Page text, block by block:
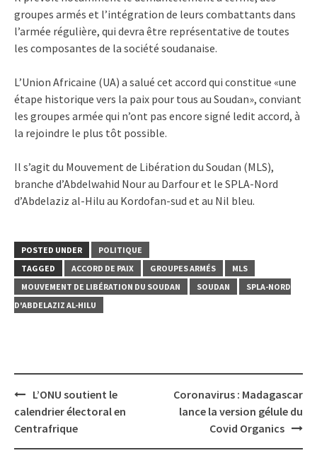
groupes armés et l’intégration de leurs combattants dans
l’armée régulière, qui devra être représentative de toutes
les composantes de la société soudanaise.
L’Union Africaine (UA) a salué cet accord qui constitue «une
étape historique vers la paix pour tous au Soudan», conviant
les groupes armée qui n’ont pas encore signé ledit accord, à
la rejoindre le plus tôt possible.
Il s’agit du Mouvement de Libération du Soudan (MLS),
branche d’Abdelwahid Nour au Darfour et le SPLA-Nord
d’Abdelaziz al-Hilu au Kordofan-sud et au Nil bleu.
POSTED UNDER
POLITIQUE
TAGGED
ACCORD DE PAIX GROUPES ARMÉS
MLS
MOUVEMENT DE LIBÉRATION DU SOUDAN
SOUDAN
SPLA-NORD
D'ABDELAZIZ AL-HILU
Post
navigation
L’ONU soutient le
calendrier électoral en
Centrafrique
Coronavirus : Madagascar
lance la version gélule du
Covid Organics